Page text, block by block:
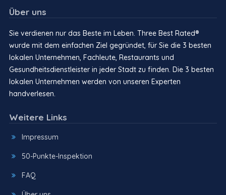
Über uns
Sie verdienen nur das Beste im Leben. Three Best Rated®
wurde mit dem einfachen Ziel gegründet, für Sie die 3 besten
lokalen Unternehmen, Fachleute, Restaurants und
Gesundheitsdienstleister in jeder Stadt zu finden. Die 3 besten
lokalen Unternehmen werden von unseren Experten
handverlesen.
Weitere Links
Impressum
50-Punkte-Inspektion
FAQ